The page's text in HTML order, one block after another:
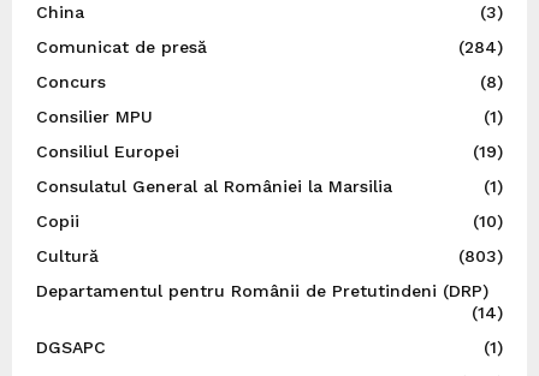
China
(3)
Comunicat de presă
(284)
Concurs
(8)
Consilier MPU
(1)
Consiliul Europei
(19)
Consulatul General al României la Marsilia
(1)
Copii
(10)
Cultură
(803)
Departamentul pentru Românii de Pretutindeni (DRP)
(14)
DGSAPC
(1)